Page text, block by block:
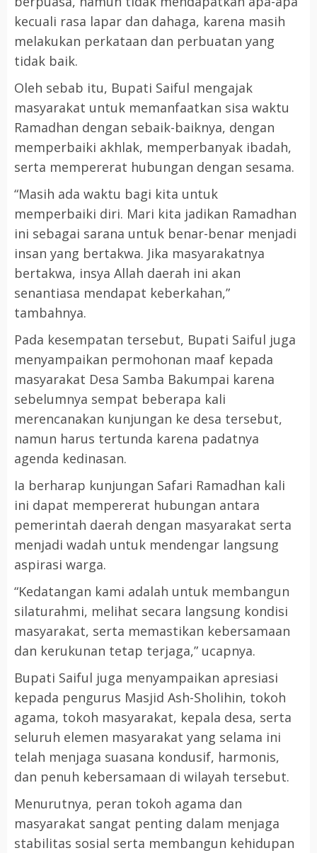
kecuali rasa lapar dan dahaga, karena masih
melakukan perkataan dan perbuatan yang
tidak baik.
Oleh sebab itu, Bupati Saiful mengajak
masyarakat untuk memanfaatkan sisa waktu
Ramadhan dengan sebaik-baiknya, dengan
memperbaiki akhlak, memperbanyak ibadah,
serta mempererat hubungan dengan sesama.
“Masih ada waktu bagi kita untuk
memperbaiki diri. Mari kita jadikan Ramadhan
ini sebagai sarana untuk benar-benar menjadi
insan yang bertakwa. Jika masyarakatnya
bertakwa, insya Allah daerah ini akan
senantiasa mendapat keberkahan,”
tambahnya.
Pada kesempatan tersebut, Bupati Saiful juga
menyampaikan permohonan maaf kepada
masyarakat Desa Samba Bakumpai karena
sebelumnya sempat beberapa kali
merencanakan kunjungan ke desa tersebut,
namun harus tertunda karena padatnya
agenda kedinasan.
Ia berharap kunjungan Safari Ramadhan kali
ini dapat mempererat hubungan antara
pemerintah daerah dengan masyarakat serta
menjadi wadah untuk mendengar langsung
aspirasi warga.
“Kedatangan kami adalah untuk membangun
silaturahmi, melihat secara langsung kondisi
masyarakat, serta memastikan kebersamaan
dan kerukunan tetap terjaga,” ucapnya.
Bupati Saiful juga menyampaikan apresiasi
kepada pengurus Masjid Ash-Sholihin, tokoh
agama, tokoh masyarakat, kepala desa, serta
seluruh elemen masyarakat yang selama ini
telah menjaga suasana kondusif, harmonis,
dan penuh kebersamaan di wilayah tersebut.
Menurutnya, peran tokoh agama dan
masyarakat sangat penting dalam menjaga
stabilitas sosial serta membangun kehidupan